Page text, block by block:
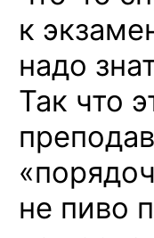
к
надо
Так что
не пиво